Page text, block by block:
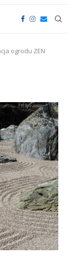
ogrodu ZEN